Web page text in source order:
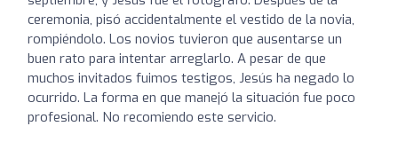
ceremonia, pisó accidentalmente el vestido de la novia,
rompiéndolo. Los novios tuvieron que ausentarse un
buen rato para intentar arreglarlo. A pesar de que
muchos invitados fuimos testigos, Jesús ha negado lo
ocurrido. La forma en que manejó la situación fue poco
profesional. No recomiendo este servicio.